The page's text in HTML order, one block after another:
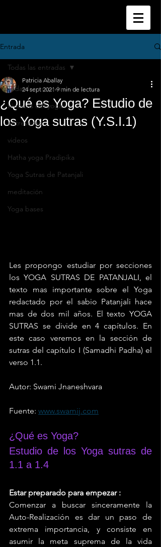
Entrada
Todas las entradas
técnicas del yoga
entrevistas
videos
Hatha yoga Pradipika
Yoga Sutras de Patanjali
meditación
Yoga bases
Todas las entradas
¿Qué es Yoga? Estudio de
los Yoga sutras (Y.S.I.1)
Patricia Aballay
24 sept 2021 9 min de lectura
Les propongo estudiar por secciones
los YOGA SUTRAS DE PATANJALI, el
texto mas importante sobre el Yoga
redactado por el sabio Patanjali hace
mas de dos mil años. El texto YOGA
SUTRAS se divide en 4 capítulos. En
este caso veremos en la sección de
sutras del capítulo I (Samadhi Padha) el
verso 1.1.
Autor: Swami Jnaneshvara
Fuente: www.swamij.com
¿Qué es Yoga?
Estudio de los Yoga sutras de
1.1 a 1.4
Estar preparado para empezar :
Comenzar a buscar sinceramente la
Auto-Realización es dar un paso de
extrema importancia, y consiste en
asumir la meta suprema de la vida